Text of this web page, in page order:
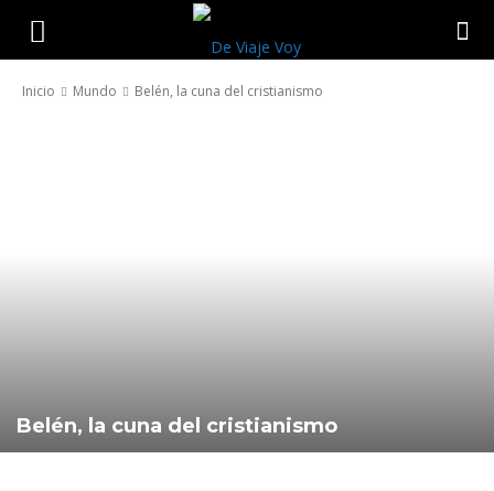
Inicio Mundo Belén, la cuna del cristianismo
Belén, la cuna del cristianismo